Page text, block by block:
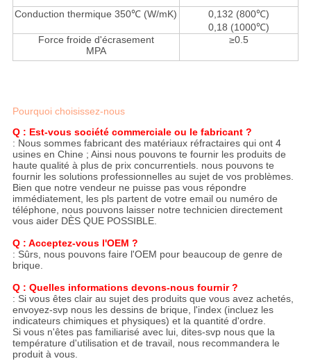
Conduction thermique 350℃ (W/mK)
0,132 (800℃)
0,18 (1000℃)
Force froide d'écrasement
MPA
≥0.5
Pourquoi choisissez-nous
Q : Est-vous société commerciale ou le fabricant ?
: Nous sommes fabricant des matériaux réfractaires qui ont 4
usines en Chine ; Ainsi nous pouvons te fournir les produits de
haute qualité à plus de prix concurrentiels. nous pouvons te
fournir les solutions professionnelles au sujet de vos problèmes.
Bien que notre vendeur ne puisse pas vous répondre
immédiatement, les pls partent de votre email ou numéro de
téléphone, nous pouvons laisser notre technicien directement
vous aider DÈS QUE POSSIBLE.
Q : Acceptez-vous l'OEM ?
: Sûrs, nous pouvons faire l'OEM pour beaucoup de genre de
brique.
Q : Quelles informations devons-nous fournir ?
: Si vous êtes clair au sujet des produits que vous avez achetés,
envoyez-svp nous les dessins de brique, l'index (incluez les
indicateurs chimiques et physiques) et la quantité d'ordre.
Si vous n'êtes pas familiarisé avec lui, dites-svp nous que la
température d'utilisation et de travail, nous recommandera le
produit à vous.